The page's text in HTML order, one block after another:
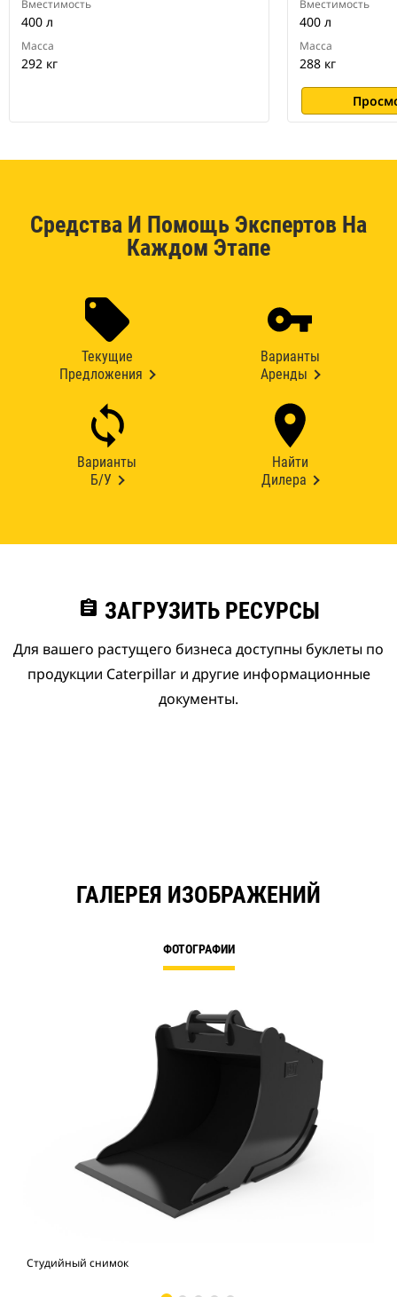
Вместимость
400 л
Масса
292 кг
Вместимость
400 л
Масса
288 кг
Средства И Помощь Экспертов На
Каждом Этапе
Текущие
Предложения
Варианты
Аренды
Варианты
Б/У
Найти
Дилера
assignment ЗАГРУЗИТЬ РЕСУРСЫ
Для вашего растущего бизнеса доступны буклеты по
продукции Caterpillar и другие информационные
документы.
ГАЛЕРЕЯ ИЗОБРАЖЕНИЙ
ФОТОГРАФИИ
Студийный снимок